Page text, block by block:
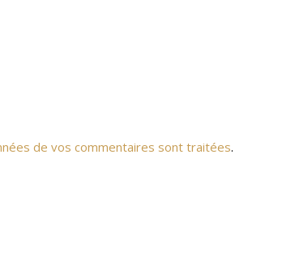
de vos commentaires sont traitées.